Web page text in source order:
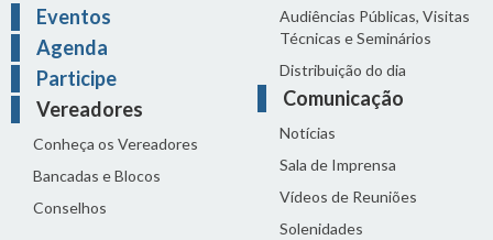
Eventos
Agenda
Participe
Vereadores
Conheça os Vereadores
Bancadas e Blocos
Conselhos
Audiências Públicas, Visitas
Técnicas e Seminários
Distribuição do dia
Comunicação
Notícias
Sala de Imprensa
Vídeos de Reuniões
Solenidades